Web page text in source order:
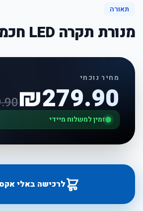
תאורה
מנורת תקרה LED חכמה
מחיר נוכחי
₪279.90
זמין למשלוח מיידי
לרכישה באלי